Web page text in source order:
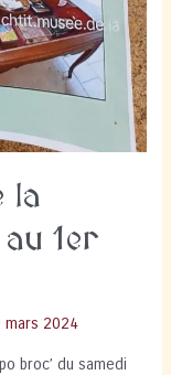
la
1er
mars 2024
broc’ du samedi